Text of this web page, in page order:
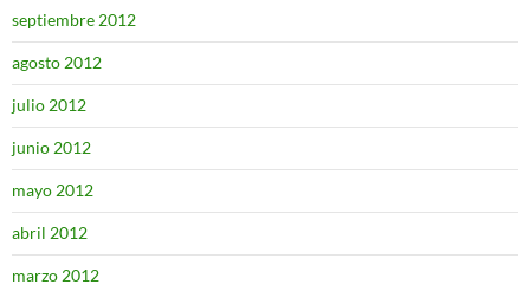
septiembre 2012
agosto 2012
julio 2012
junio 2012
mayo 2012
abril 2012
marzo 2012